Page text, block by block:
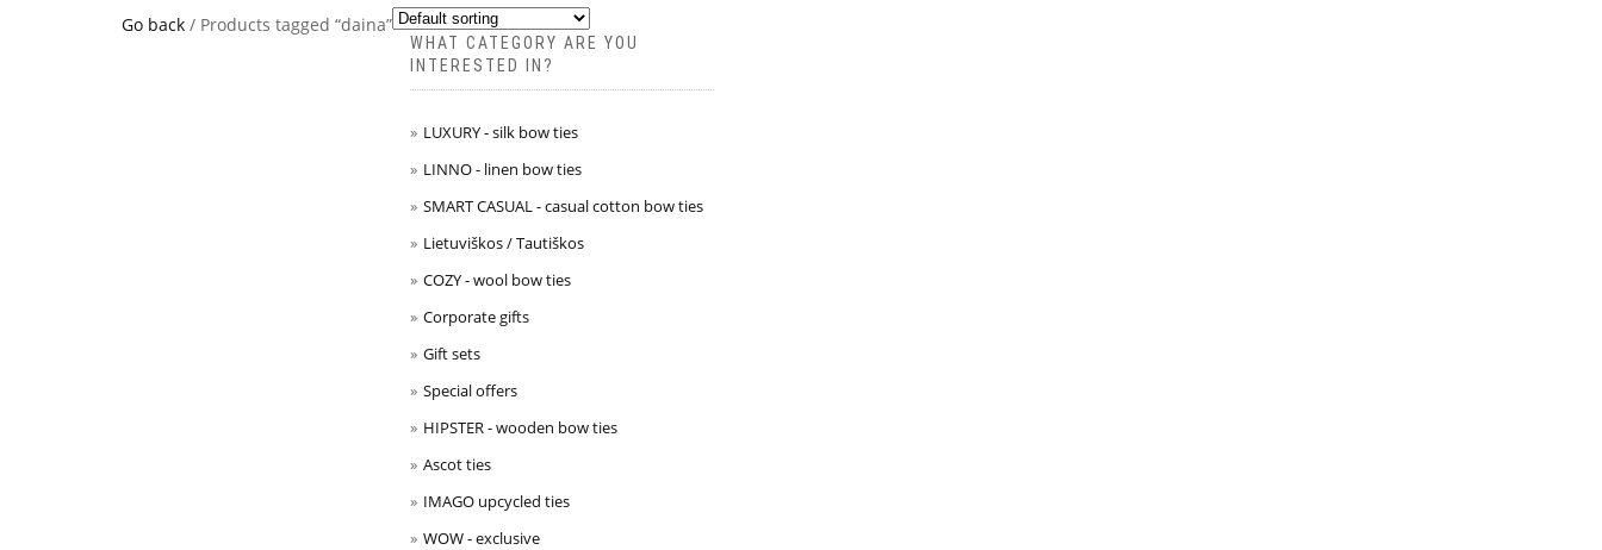
Go back / Products tagged “daina”
WHAT CATEGORY ARE YOU
INTERESTED IN?
LUXURY - silk bow ties
LINNO - linen bow ties
SMART CASUAL - casual cotton bow ties
Lietuviškos / Tautiškos
COZY - wool bow ties
Corporate gifts
Gift sets
Special offers
HIPSTER - wooden bow ties
Ascot ties
IMAGO upcycled ties
WOW - exclusive